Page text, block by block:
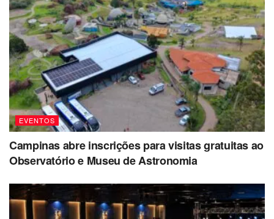
EVENTOS
Campinas abre inscrições para visitas gratuitas ao
Observatório e Museu de Astronomia